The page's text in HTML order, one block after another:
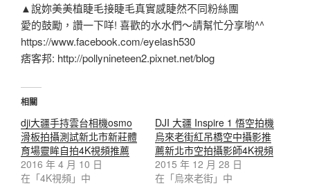
▲說妳美美植睫毛接睫毛真實感睫然不同粉絲團
愛的鼓勵，讚一下咩! 喜歡的水水們～請幫忙分享喲^^
https://www.facebook.com/eyelash530
痞客邦: http://pollynineteen2.pixnet.net/blog
相關
dji大疆手持雲台相機osmo
滑板拍攝測試新北市新莊體
育場靈眸自拍4K視頻推薦
2016 年 4 月 10 日
在「4K視頻」中
DJI 大疆 Inspire 1 悟空拍機
烏來老街紅吊橋空中攝影推
薦新北市空拍攝影師4K視頻
2015 年 12 月 28 日
在「烏來老街」中